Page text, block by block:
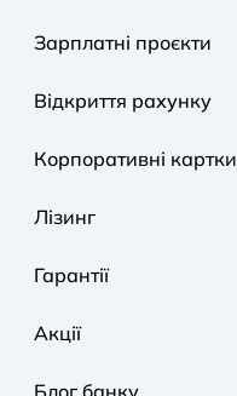
A A A A
Зарплатні проєкти
Відкриття рахунку
Корпоративні картки
Лізинг
Гарантії
Акції
Блог банку